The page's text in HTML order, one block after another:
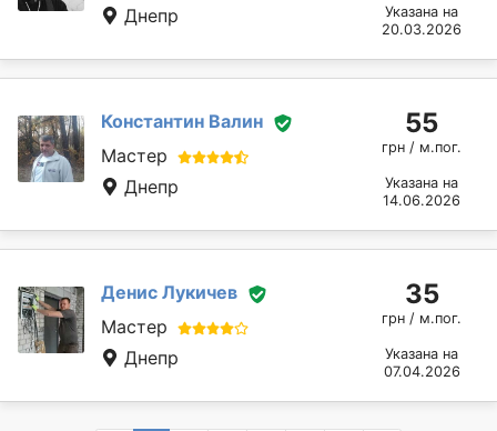
Днепр
Указана на
20.03.2026
Константин Валин
Мастер
Днепр
55
грн / м.пог.
Указана на
14.06.2026
Денис Лукичев
Мастер
Днепр
35
грн / м.пог.
Указана на
07.04.2026